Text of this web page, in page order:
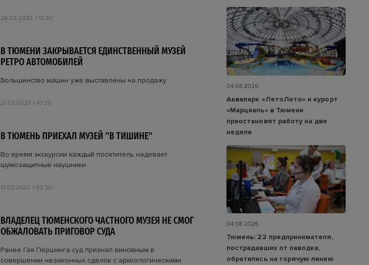
28.03.2023 12:30
В ТЮМЕНИ ЗАКРЫВАЕТСЯ ЕДИНСТВЕННЫЙ МУЗЕЙ
РЕТРО АВТОМОБИЛЕЙ
Большинство машин уже выставлены на продажу
21.03.2023 10:30
В ТЮМЕНЬ ПРИЕХАЛ МУЗЕЙ "В ТИШИНЕ"
Во время экскурсии каждый посетитель надевает
шумозащитные наушники
17.03.2023 03:30
ВЛАДЕЛЕЦ ТЮМЕНСКОГО ЧАСТНОГО МУЗЕЯ НЕ СМОГ
ОБЖАЛОВАТЬ ПРИГОВОР СУДА
Ранее Гая Першинга суд признал виновным в
совершении незаконных сделок с археологическими
04.08.2026
Аквапарк «ЛетоЛето» и курорт
«Марциаль» в Тюмени
приостановят работу на две
недели
04.08.2026
Тюмень: 22 предпринимателя,
пострадавших от паводка,
обратились на горячую линию